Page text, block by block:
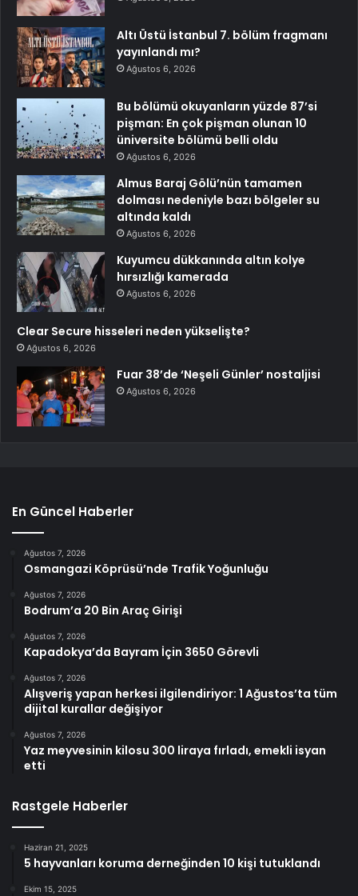
Altı Üstü İstanbul 7. bölüm fragmanı
yayınlandı mı?
Ağustos 6, 2026
Bu bölümü okuyanların yüzde 87’si
pişman: En çok pişman olunan 10
üniversite bölümü belli oldu
Ağustos 6, 2026
Almus Baraj Gölü’nün tamamen
dolması nedeniyle bazı bölgeler su
altında kaldı
Ağustos 6, 2026
Kuyumcu dükkanında altın kolye
hırsızlığı kamerada
Ağustos 6, 2026
Clear Secure hisseleri neden yükselişte?
Ağustos 6, 2026
Fuar 38’de ‘Neşeli Günler’ nostaljisi
Ağustos 6, 2026
En Güncel Haberler
Ağustos 7, 2026
Osmangazi Köprüsü’nde Trafik Yoğunluğu
Ağustos 7, 2026
Bodrum’a 20 Bin Araç Girişi
Ağustos 7, 2026
Kapadokya’da Bayram İçin 3650 Görevli
Ağustos 7, 2026
Alışveriş yapan herkesi ilgilendiriyor: 1 Ağustos’ta tüm
dijital kurallar değişiyor
Ağustos 7, 2026
Yaz meyvesinin kilosu 300 liraya fırladı, emekli isyan
etti
Rastgele Haberler
Haziran 21, 2025
5 hayvanları koruma derneğinden 10 kişi tutuklandı
Ekim 15, 2025